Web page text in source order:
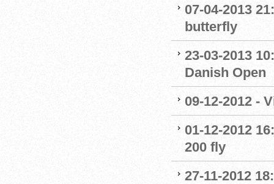
07-04-2013
butterfly
23-03-2013
Danish Open
09-12-2012 -
01-12-2012
200 fly
27-11-2012